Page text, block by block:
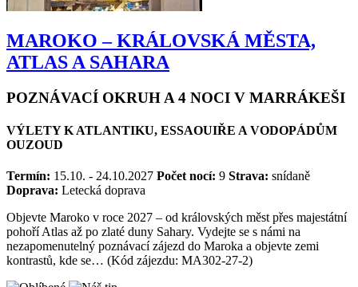
MAROKO – KRÁLOVSKÁ MĚSTA,
ATLAS A SAHARA
POZNÁVACÍ OKRUH A 4 NOCI V MARRÁKEŠI
VÝLETY K ATLANTIKU, ESSAOUIŘE A VODOPÁDŮM
OUZOUD
Termín: 15.10. - 24.10.2027 Počet nocí: 9 Strava: snídaně
Doprava: Letecká doprava
Objevte Maroko v roce 2027 – od královských měst přes majestátní
pohoří Atlas až po zlaté duny Sahary. Vydejte se s námi na
nezapomenutelný poznávací zájezd do Maroka a objevte zemi
kontrastů, kde se… (Kód zájezdu: MA302-27-2)